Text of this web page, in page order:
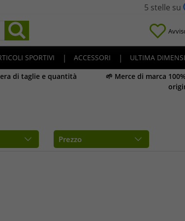
5 stelle su
SPORTIVI | ACCESSORI | ULTIMA
di taglie e quantità
🌱 Merce di marca
Prezzo